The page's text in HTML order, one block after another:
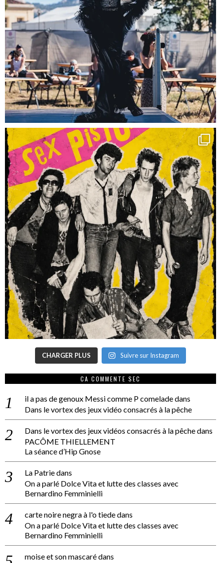
CHARGER PLUS Suivre sur Instagram
CA COMMENTE SEC
il a pas de genoux Messi comme P comeladedans
Dans le vortex des jeux vidéo consacrés à la pêche
Dans le vortex des jeux vidéos consacrés à la pêchedans
PACÔME THIELLEMENT
La séance d’Hip Gnose
La Patriedans
On a parlé Dolce Vita et lutte des classes avec
Bernardino Femminielli
carte noire negra à l'o tiededans
On a parlé Dolce Vita et lutte des classes avec
Bernardino Femminielli
moise et son mascarédans